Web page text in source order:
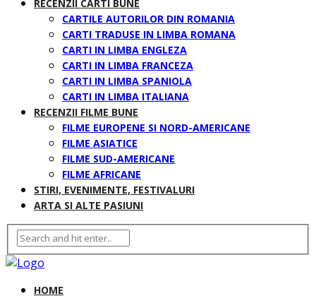
RECENZII CARTI BUNE
CARTILE AUTORILOR DIN ROMANIA
CARTI TRADUSE IN LIMBA ROMANA
CARTI IN LIMBA ENGLEZA
CARTI IN LIMBA FRANCEZA
CARTI IN LIMBA SPANIOLA
CARTI IN LIMBA ITALIANA
RECENZII FILME BUNE
FILME EUROPENE SI NORD-AMERICANE
FILME ASIATICE
FILME SUD-AMERICANE
FILME AFRICANE
STIRI, EVENIMENTE, FESTIVALURI
ARTA SI ALTE PASIUNI
HOME